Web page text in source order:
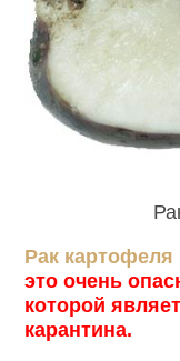
Рак картофеля
это очень
которой
карантина.